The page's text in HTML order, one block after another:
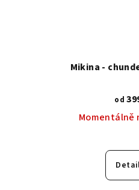
Mikina -
od
Momentálně